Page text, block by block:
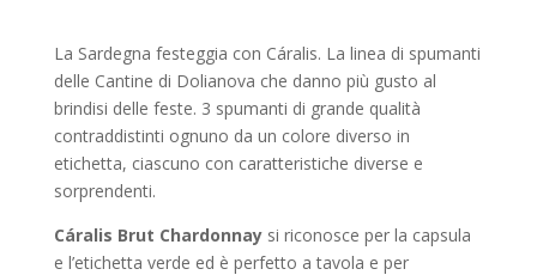
La Sardegna festeggia con Cáralis. La linea di spumanti
delle Cantine di Dolianova che danno più gusto al
brindisi delle feste. 3 spumanti di grande qualità
contraddistinti ognuno da un colore diverso in
etichetta, ciascuno con caratteristiche diverse e
sorprendenti.
Cáralis Brut Chardonnaysi riconosce per la capsula
e l’etichetta verde ed è perfetto a tavola e per